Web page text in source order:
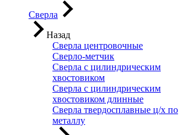
Сверла
Назад
Сверла центровочные
Сверло-метчик
Сверла с цилиндрическим
хвостовиком
Сверла с цилиндрическим
хвостовиком длинные
Сверла твердосплавные ц/х по
металлу